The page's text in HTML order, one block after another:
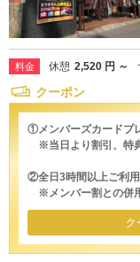
料金 休憩 2,520 円 ～
クーポン
①メンバーズカードプ
※当日より割引、特
②全日3時間以上ご利用
※メンバー割との併
ク